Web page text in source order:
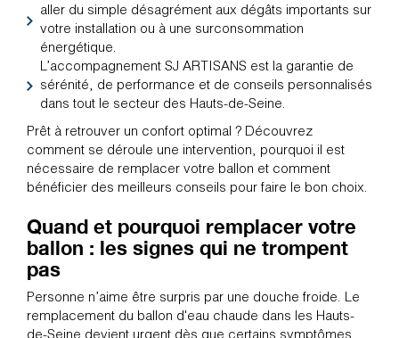
aller du simple désagrément aux dégâts importants sur
votre installation ou à une surconsommation
énergétique.
L’accompagnement SJ ARTISANS est la garantie de
sérénité, de performance et de conseils personnalisés
dans tout le secteur des Hauts-de-Seine.
Prêt à retrouver un confort optimal ? Découvrez
comment se déroule une intervention, pourquoi il est
nécessaire de remplacer votre ballon et comment
bénéficier des meilleurs conseils pour faire le bon choix.
Quand et pourquoi remplacer votre
ballon : les signes qui ne trompent
pas
Personne n’aime être surpris par une douche froide. Le
remplacement du ballon d'eau chaude dans les Hauts-